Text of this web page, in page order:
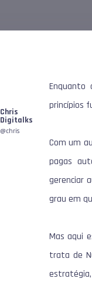
Chris
Digitalks
@chris
Enquanto
princípios
Com um
pagas
gerenciar
grau em
Mas aqui
trata de